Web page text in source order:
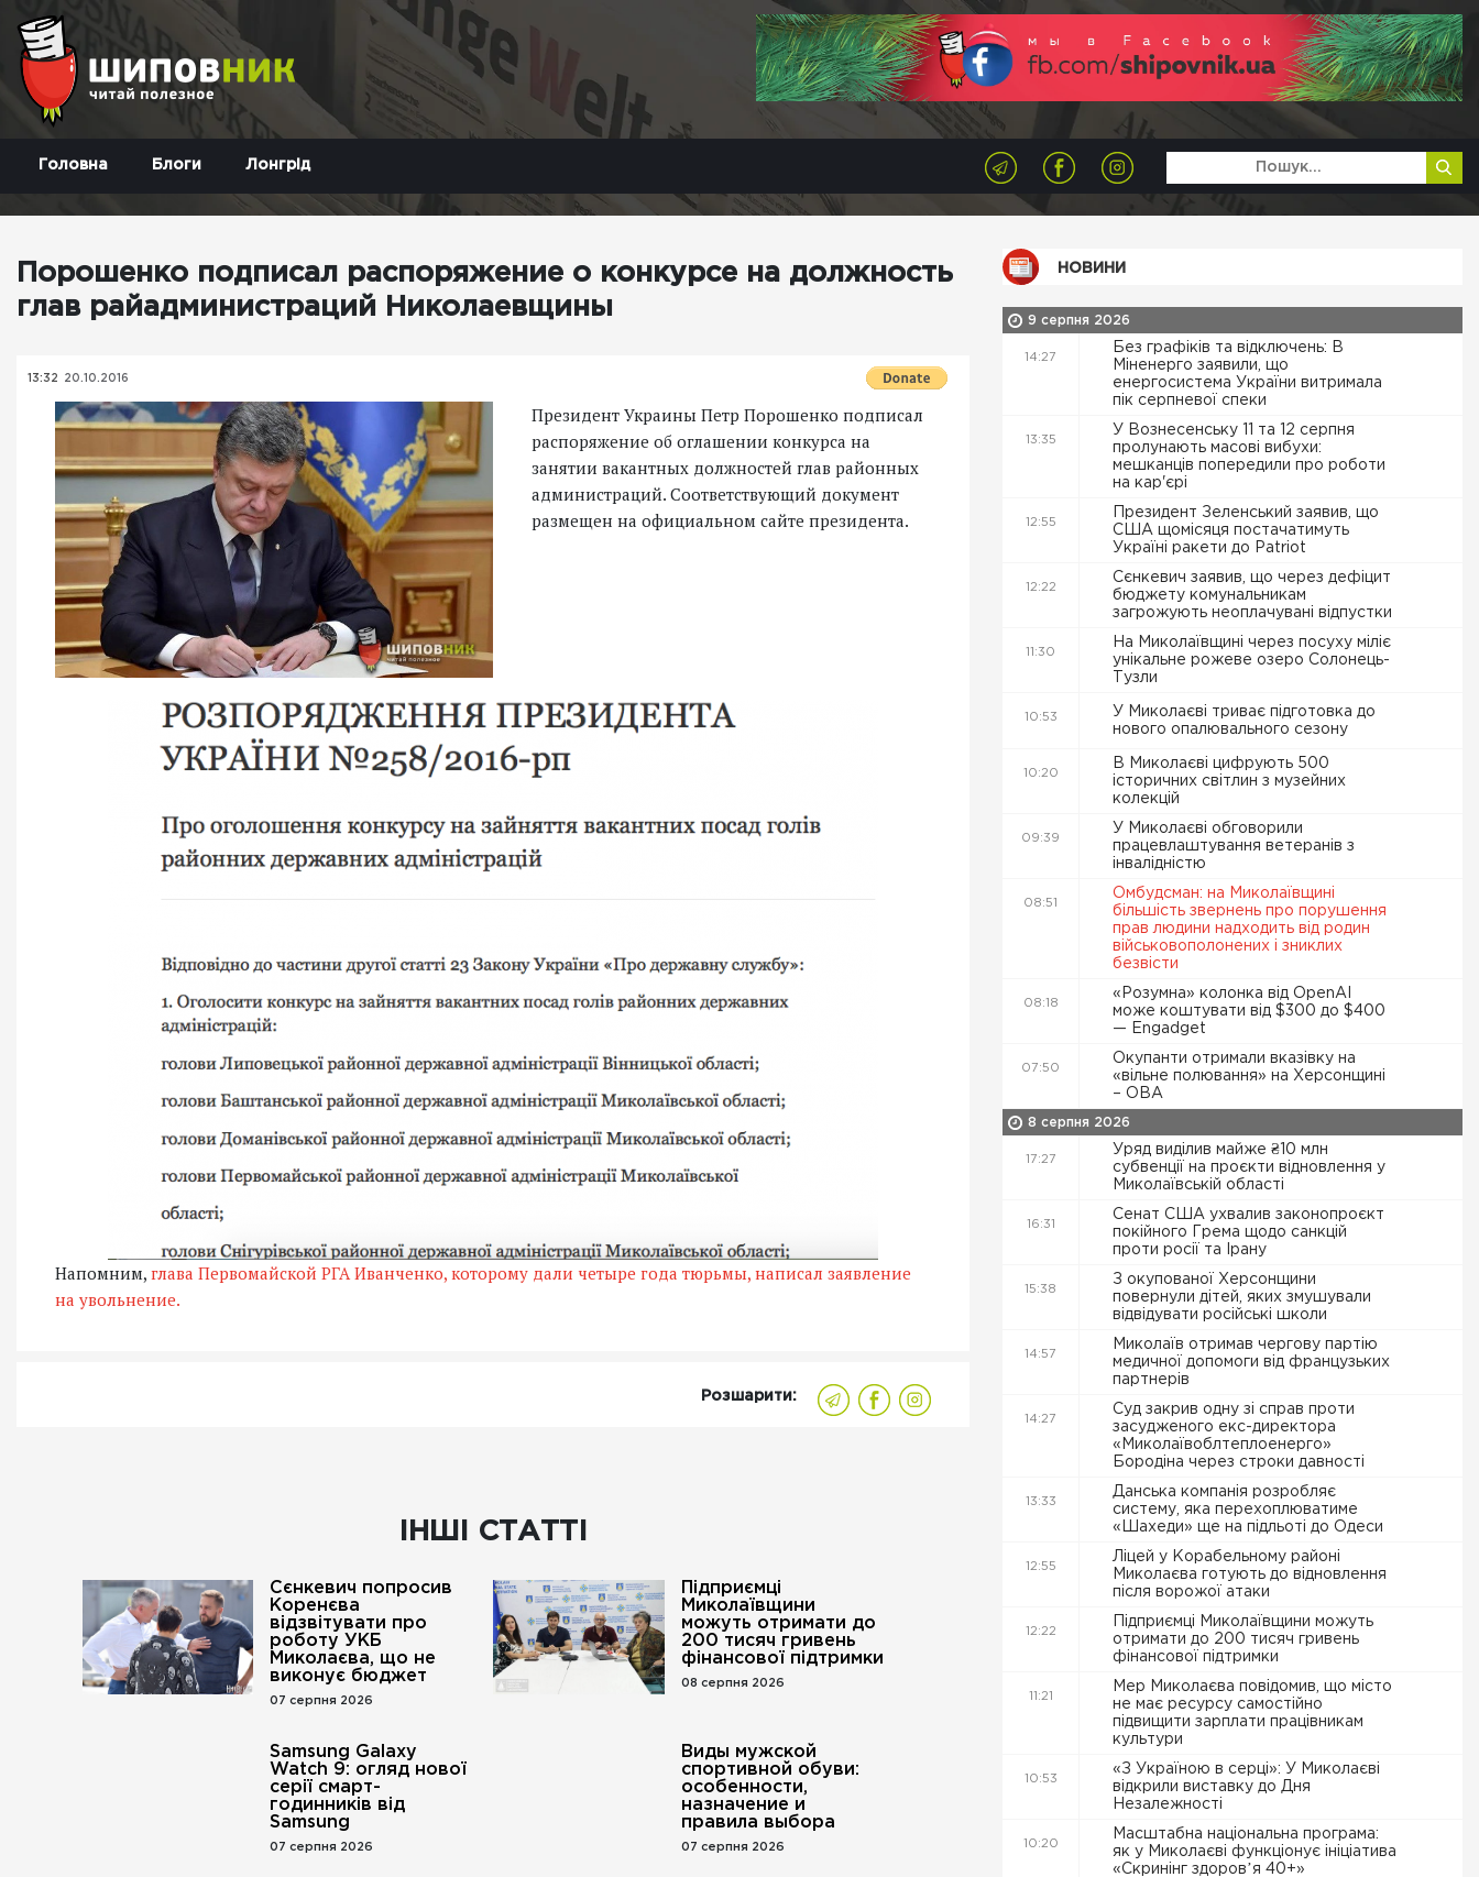
Головна Блоги Лонгрід
Порошенко подписал распоряжение о конкурсе на должность
глав райадминистраций Николаевщины
13:32 20.10.2016
Президент Украины Петр Порошенко подписал
распоряжение об оглашении конкурса на
занятии вакантных должностей глав районных
администраций. Соответствующий документ
размещен на официальном сайте президента.
Напомним, глава Первомайской РГА Иванченко, которому дали четыре года тюрьмы, написал заявление
на увольнение.
Розшарити:
ІНШІ СТАТТІ
Сєнкевич попросив
Коренєва
відзвітувати про
роботу УКБ
Миколаєва, що не
виконує бюджет
07 серпня 2026
Підприємці
Миколаївщини
можуть отримати до
200 тисяч гривень
фінансової підтримки
08 серпня 2026
Samsung Galaxy
Watch 9: огляд нової
серії смарт-
годинників від
Samsung
07 серпня 2026
Виды мужской
спортивной обуви:
особенности,
назначение и
правила выбора
07 серпня 2026
НОВИНИ
9 серпня 2026
14:27
Без графіків та відключень: В
Міненерго заявили, що
енергосистема України витримала
пік серпневої спеки
13:35
У Вознесенську 11 та 12 серпня
пролунають масові вибухи:
мешканців попередили про роботи
на кар'єрі
12:55
Президент Зеленський заявив, що
США щомісяця постачатимуть
Україні ракети до Patriot
12:22
Сєнкевич заявив, що через дефіцит
бюджету комунальникам
загрожують неоплачувані відпустки
11:30
На Миколаївщині через посуху міліє
унікальне рожеве озеро Солонець-
Тузли
10:53
У Миколаєві триває підготовка до
нового опалювального сезону
10:20
В Миколаєві цифрують 500
історичних світлин з музейних
колекцій
09:39
У Миколаєві обговорили
працевлаштування ветеранів з
інвалідністю
08:51
Омбудсман: на Миколаївщині
більшість звернень про порушення
прав людини надходить від родин
військовополонених і зниклих
безвісти
08:18
«Розумна» колонка від OpenAI
може коштувати від $300 до $400
— Engadget
07:50
Окупанти отримали вказівку на
«вільне полювання» на Херсонщині
– ОВА
8 серпня 2026
17:27
Уряд виділив майже ₴10 млн
субвенції на проєкти відновлення у
Миколаївській області
16:31
Сенат США ухвалив законопроєкт
покійного Грема щодо санкцій
проти росії та Ірану
15:38
З окупованої Херсонщини
повернули дітей, яких змушували
відвідувати російські школи
14:57
Миколаїв отримав чергову партію
медичної допомоги від французьких
партнерів
14:27
Суд закрив одну зі справ проти
засудженого екс-директора
«Миколаївоблтеплоенерго»
Бородіна через строки давності
13:33
Данська компанія розробляє
систему, яка перехоплюватиме
«Шахеди» ще на підльоті до Одеси
12:55
Ліцей у Корабельному районі
Миколаєва готують до відновлення
після ворожої атаки
12:22
Підприємці Миколаївщини можуть
отримати до 200 тисяч гривень
фінансової підтримки
11:21
Мер Миколаєва повідомив, що місто
не має ресурсу самостійно
підвищити зарплати працівникам
культури
10:53
«З Україною в серці»: У Миколаєві
відкрили виставку до Дня
Незалежності
10:20
Масштабна національна програма:
як у Миколаєві функціонує ініціатива
«Скринінг здоровʼя 40+»